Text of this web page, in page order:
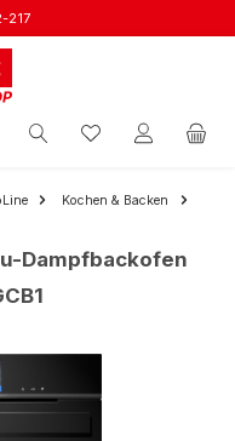
217
Kochen & Backen
Dampfbackofen